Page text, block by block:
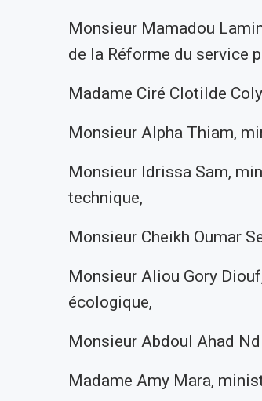
Monsieur Mamadou
de la Réforme du service
Madame Ciré Clotilde
Monsieur Alpha Thiam,
Monsieur Idrissa Sam,
technique,
Monsieur Cheikh Oumar
Monsieur Aliou Gory
écologique,
Monsieur Abdoul Ahad
Madame Amy Mara,